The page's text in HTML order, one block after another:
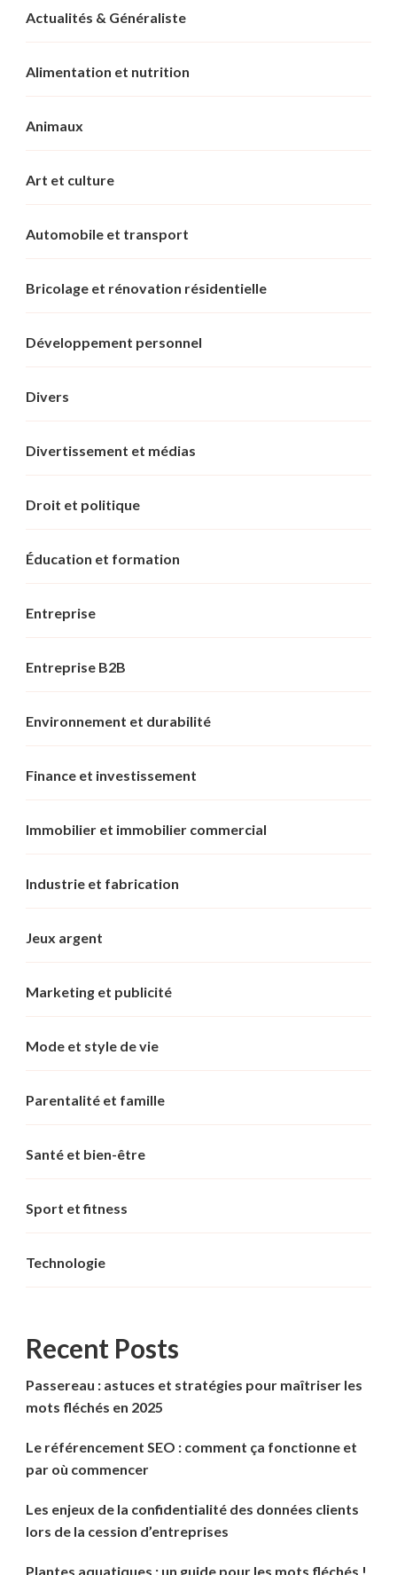
Actualités & Généraliste
Alimentation et nutrition
Animaux
Art et culture
Automobile et transport
Bricolage et rénovation résidentielle
Développement personnel
Divers
Divertissement et médias
Droit et politique
Éducation et formation
Entreprise
Entreprise B2B
Environnement et durabilité
Finance et investissement
Immobilier et immobilier commercial
Industrie et fabrication
Jeux argent
Marketing et publicité
Mode et style de vie
Parentalité et famille
Santé et bien-être
Sport et fitness
Technologie
Recent Posts
Passereau : astuces et stratégies pour maîtriser les
mots fléchés en 2025
Le référencement SEO : comment ça fonctionne et
par où commencer
Les enjeux de la confidentialité des données clients
lors de la cession d’entreprises
Plantes aquatiques : un guide pour les mots fléchés !